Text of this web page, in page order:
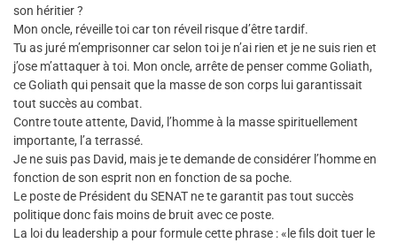
son héritier ?
Mon oncle, réveille toi car ton réveil risque d’être tardif.
Tu as juré m’emprisonner car selon toi je n’ai rien et je ne suis rien et
j’ose m’attaquer à toi. Mon oncle, arrête de penser comme Goliath,
ce Goliath qui pensait que la masse de son corps lui garantissait
tout succès au combat.
Contre toute attente, David, l’homme à la masse spirituellement
importante, l’a terrassé.
Je ne suis pas David, mais je te demande de considérer l’homme en
fonction de son esprit non en fonction de sa poche.
Le poste de Président du SENAT ne te garantit pas tout succès
politique donc fais moins de bruit avec ce poste.
La loi du leadership a pour formule cette phrase : «le fils doit tuer le